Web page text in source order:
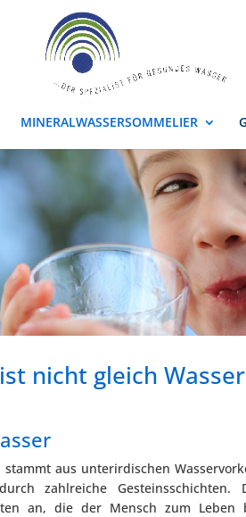
MINERALWASSERSOMMELIER
nicht gleich Wasser
stammt aus unterirdischen
zahlreiche
an, die der Mensch zum